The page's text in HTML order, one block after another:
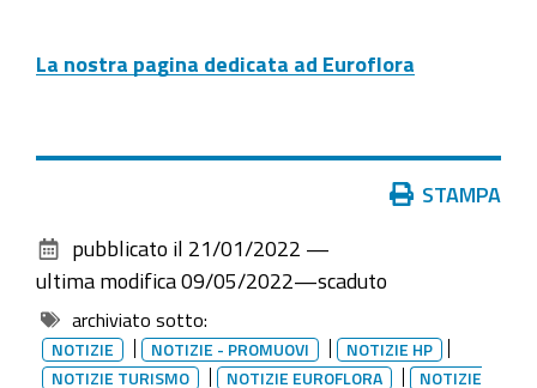
La nostra pagina dedicata ad Euroflora
documento
STAMPA
pubblicato il 21/01/2022 —
ultima modifica 09/05/2022—scaduto
archiviato sotto:
NOTIZIE NOTIZIE - PROMUOVI
NOTIZIE HP
NOTIZIE TURISMO
NOTIZIE EUROFLORA
NOTIZIE